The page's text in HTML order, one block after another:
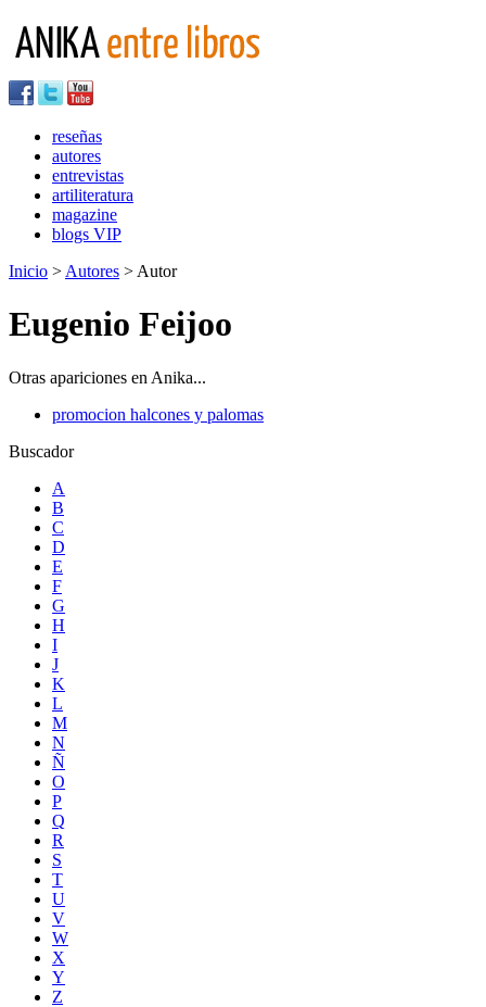
reseñas
autores
entrevistas
artiliteratura
magazine
blogs VIP
Inicio > Autores > Autor
Eugenio Feijoo
Otras apariciones en Anika...
promocion halcones y palomas
Buscador
A
B
C
D
E
F
G
H
I
J
K
L
M
N
Ñ
O
P
Q
R
S
T
U
V
W
X
Y
Z